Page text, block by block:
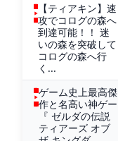
【ティアキン】速
攻でコログの森へ
到達可能！！ 迷
いの森を突破して
コログの森へ行
く...
ゲーム史上最高傑
作と名高い神ゲー
『 ゼルダの伝説
ティアーズ オブ